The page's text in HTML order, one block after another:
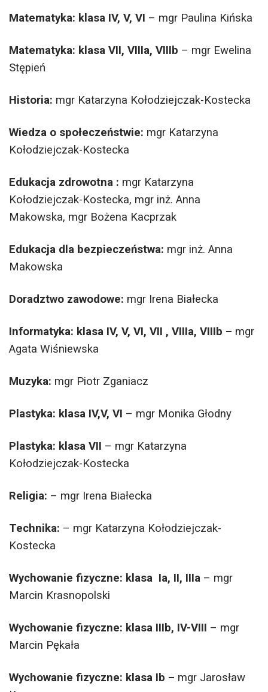
Matematyka: klasa IV, V, VI – mgr Paulina Kińska
Matematyka: klasa VII, VIIIa, VIIIb – mgr Ewelina
Stępień
Historia: mgr Katarzyna Kołodziejczak-Kostecka
Wiedza o społeczeństwie: mgr Katarzyna
Kołodziejczak-Kostecka
Edukacja zdrowotna : mgr Katarzyna
Kołodziejczak-Kostecka, mgr inż. Anna
Makowska, mgr Bożena Kacprzak
Edukacja dla bezpieczeństwa: mgr inż. Anna
Makowska
Doradztwo zawodowe: mgr Irena Białecka
Informatyka: klasa IV, V, VI, VII , VIIIa, VIIIb – mgr
Agata Wiśniewska
Muzyka: mgr Piotr Zganiacz
Plastyka: klasa IV,V, VI – mgr Monika Głodny
Plastyka: klasa VII – mgr Katarzyna
Kołodziejczak-Kostecka
Religia: – mgr Irena Białecka
Technika: – mgr Katarzyna Kołodziejczak-
Kostecka
Wychowanie fizyczne: klasa Ia, II, IIIa – mgr
Marcin Krasnopolski
Wychowanie fizyczne: klasa IIIb, IV-VIII – mgr
Marcin Pękała
Wychowanie fizyczne: klasa Ib – mgr Jarosław